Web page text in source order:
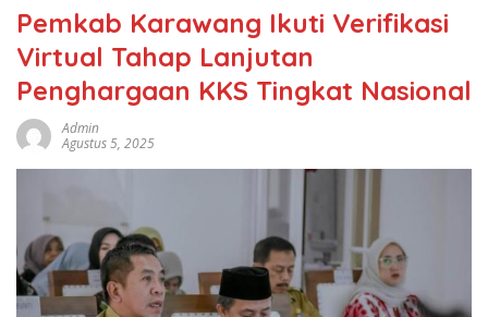
Pemkab Karawang Ikuti Verifikasi
Virtual Tahap Lanjutan
Penghargaan KKS Tingkat Nasional
Admin
Agustus 5, 2025